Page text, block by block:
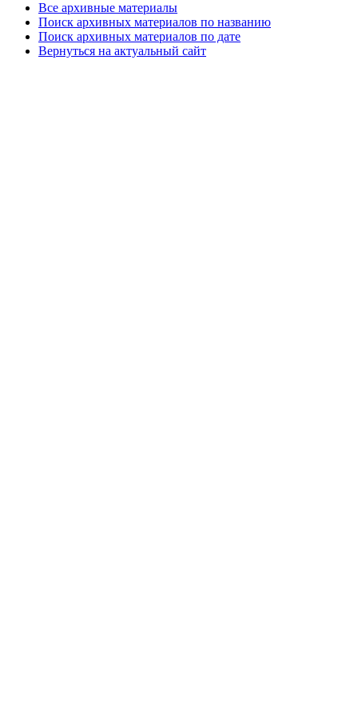
Все архивные материалы
Поиск архивных материалов по названию
Поиск архивных материалов по дате
Вернуться на актуальный сайт